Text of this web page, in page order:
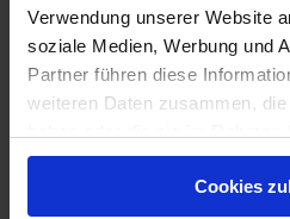
Verwendung unserer Website
soziale Medien, Werbung und
Partner führen diese
weiteren Daten zusammen,
gesammelt haben.
Cookies
MEER FLUSS